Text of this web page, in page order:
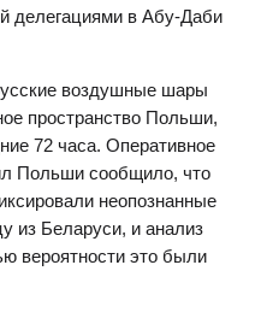
делегациями в Абу-Даби
воздушные шары
пространство Польши,
72 часа. Оперативное
Польши сообщило, что
неопознанные
из Беларуси, и анализ
вероятности это были